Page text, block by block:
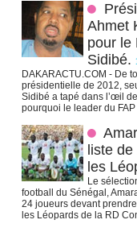
Ahmet
pour le
Sidibé.
DAKARACTU.COM - De
présidentielle de 2012,
Sidibé a tapé dans l’œil
pourquoi le leader du FAP
liste
les
Le
football du Sénégal,
24 joueurs devant
les Léopards de la RD